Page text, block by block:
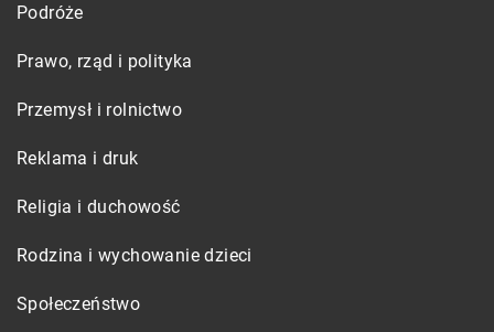
Podróże
Prawo, rząd i polityka
Przemysł i rolnictwo
Reklama i druk
Religia i duchowość
Rodzina i wychowanie dzieci
Społeczeństwo